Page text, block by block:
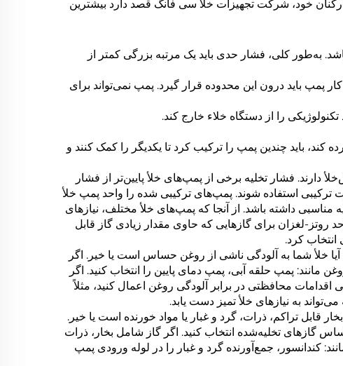
خود، شرکت تجهیزات خلأ سی فانگ قصد دارد بیشترین
به‌طور کلی، فشار حدی باید یک مرتبه بزرگی کمتر از
باید درون این محدوده قرار گیرد. پمپ نمی‌تواند برای
را از دستگاه خلاء خارج کند.
کند، باید چندین پمپ را ترکیب کرد تا یکدیگر را کمک کنند و
دارند. فشار تخلیه برخی از پمپ‌های خلأ پایین‌تر از فشار
ترکیبی استفاده شوند. پمپ‌های ترکیبی شده را واحد پمپ خلأ
داشته باشد. از آنجا که پمپ‌های خلأ مختلف، نیازهای
روتز-لغزان برای گازهایی که حاوی مقدار زیادی گاز قابل
انتخاب کرد.
آیا خلأ شما به آلودگی ناشی از روغن حساس است یا خیر. اگر
مانند: پمپ حلقه آبی، پمپ دمای پایین را انتخاب کنید. اگر
اقدامات محافظتی در برابر آلودگی روغن اعمال کنید، مثلاً
قابل تراکم، ذرات، گرد و غبار یا مواد خورنده است یا خیر.
گازهای تخلیه‌شده انتخاب کنید. اگر گاز شامل بخار، ذرات
کندانسور، جمع‌آورنده گرد و غبار را در لوله ورودی پمپ